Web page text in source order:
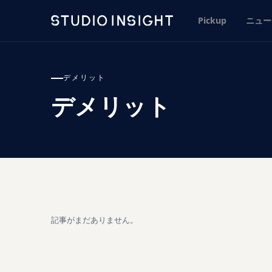
Pickup ニュ
デメリット
デメリット
記事がまだありません。